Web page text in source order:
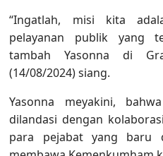
“Ingatlah, misi kita
pelayanan publik yang
tambah Yasonna di
(14/08/2024) siang.
Yasonna meyakini,
dilandasi dengan
para pejabat yang baru